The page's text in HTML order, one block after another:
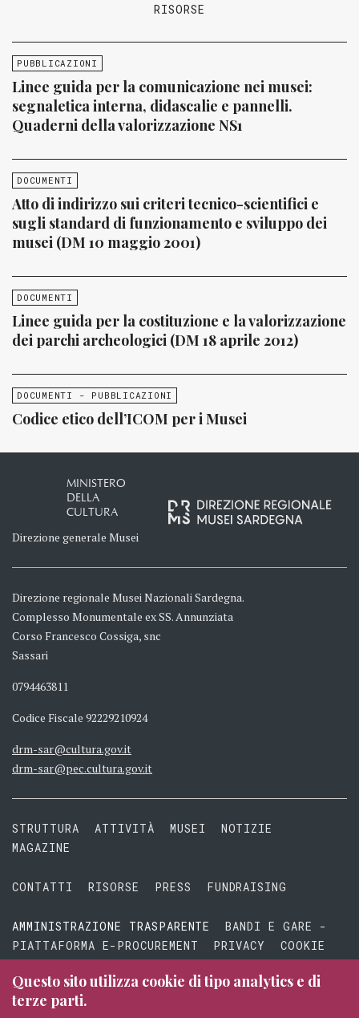
RISORSE
PUBBLICAZIONI
Linee guida per la comunicazione nei musei:
segnaletica interna, didascalie e pannelli.
Quaderni della valorizzazione NS1
DOCUMENTI
Atto di indirizzo sui criteri tecnico-scientifici e
sugli standard di funzionamento e sviluppo dei
musei (DM 10 maggio 2001)
DOCUMENTI
Linee guida per la costituzione e la valorizzazione
dei parchi archeologici (DM 18 aprile 2012)
DOCUMENTI - PUBBLICAZIONI
Codice etico dell’ICOM per i Musei
MINISTERO
DELLA
CULTURA
Direzione generale Musei
Direzione regionale Musei Nazionali Sardegna.
Complesso Monumentale ex SS. Annunziata
Corso Francesco Cossiga, snc
Sassari
0794463811
Codice Fiscale 92229210924
drm-sar@cultura.gov.it
drm-sar@pec.cultura.gov.it
STRUTTURA ATTIVITÀ MUSEI
NOTIZIE
MAGAZINE
CONTATTI RISORSE PRESS FUNDRAISING
AMMINISTRAZIONE TRASPARENTE
BANDI E GARE -
PIATTAFORMA E-PROCUREMENT
PRIVACY
COOKIE
TERMINI E CONDIZIONI
Questo sito utilizza cookie di tipo analytics e di
terze parti.